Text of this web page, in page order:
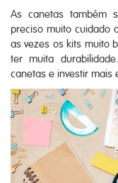
As canetas também
preciso muito cuidado
as vezes os kits muito
ter muita
canetas e investir mais